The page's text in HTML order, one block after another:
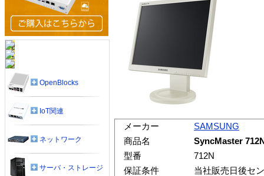
メーカー
SAMSUNG
商品名
SyncMaster
型番
712N
保証条件
当社販売日後セ
OpenBlocks
IoT関連
ネットワーク
サーバ・ストレージ